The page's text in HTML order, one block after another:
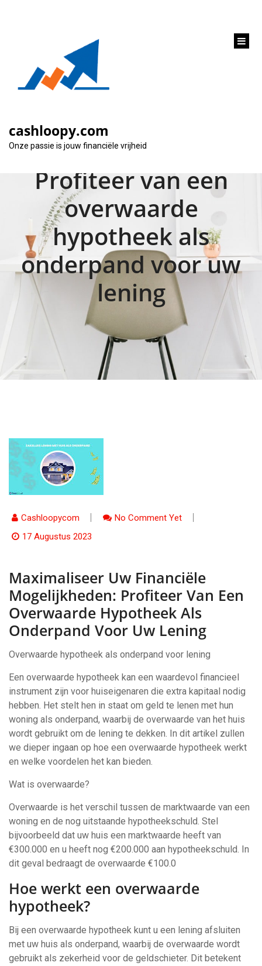
cashloopy.com
Onze passie is jouw financiële vrijheid
Maximaliseer uw
financiële
mogelijkheden:
Profiteer van een
overwaarde
hypotheek als
onderpand voor uw
lening
Cashloopycom
No Comment Yet
17 Augustus 2023
Maximaliseer Uw Financiële
Mogelijkheden: Profiteer Van Een
Overwaarde Hypotheek Als
Onderpand Voor Uw Lening
Overwaarde hypotheek als onderpand voor lening
Een overwaarde hypotheek kan een waardevol financieel
instrument zijn voor huiseigenaren die extra kapitaal nodig
hebben. Het stelt hen in staat om geld te lenen met hun
woning als onderpand, waarbij de overwaarde van het huis
wordt gebruikt om de lening te dekken. In dit artikel zullen
we dieper ingaan op hoe een overwaarde hypotheek werkt
en welke voordelen het kan bieden.
Wat is overwaarde?
Overwaarde is het verschil tussen de marktwaarde van een
woning en de nog uitstaande hypotheekschuld. Stel
bijvoorbeeld dat uw huis een marktwaarde heeft van
€300.000 en u heeft nog €200.000 aan hypotheekschuld. In
dit geval bedraagt de overwaarde €100.0
Hoe werkt een overwaarde
hypotheek?
Bij een overwaarde hypotheek kunt u een lening afsluiten
met uw huis als onderpand, waarbij de overwaarde wordt
gebruikt als zekerheid voor de geldschieter. Dit betekent